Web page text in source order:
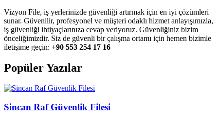
Vizyon File, iş yerlerinizde güvenliği artırmak için en iyi çözümleri
sunar. Güvenilir, profesyonel ve müşteri odaklı hizmet anlayışımızla,
iş güvenliği ihtiyaçlarınıza cevap veriyoruz. Güvenliğiniz bizim
önceliğimizdir. Siz de güvenli bir çalışma ortamı için hemen bizimle
iletişime geçin: +90 553 254 17 16
Popüler Yazılar
Sincan Raf Güvenlik Filesi